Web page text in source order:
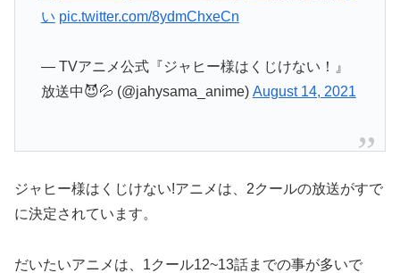
い pic.twitter.com/8ydmChxeCn
— TVアニメ公式『ジャヒー様はくじけない！』
放送中😈💦 (@jahysama_anime) August 14, 2021
ジャヒー様はくじけない!アニメは、2クールの放送がすで
に決定されています。
だいたいアニメは、1クール12~13話までの事が多いで